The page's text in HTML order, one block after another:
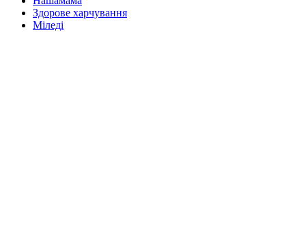
Здорове харчування
Міледі